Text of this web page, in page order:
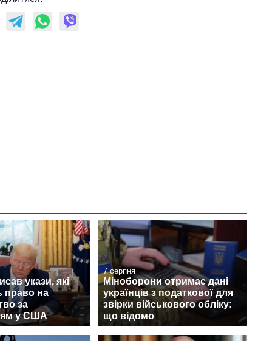
укази, які
право на
за
у США
7 серпня
Міноборони отримає дані
українців з податкової для
звірки військового обліку:
що відомо